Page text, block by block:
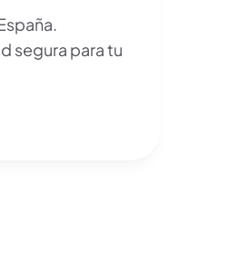
segura para tu